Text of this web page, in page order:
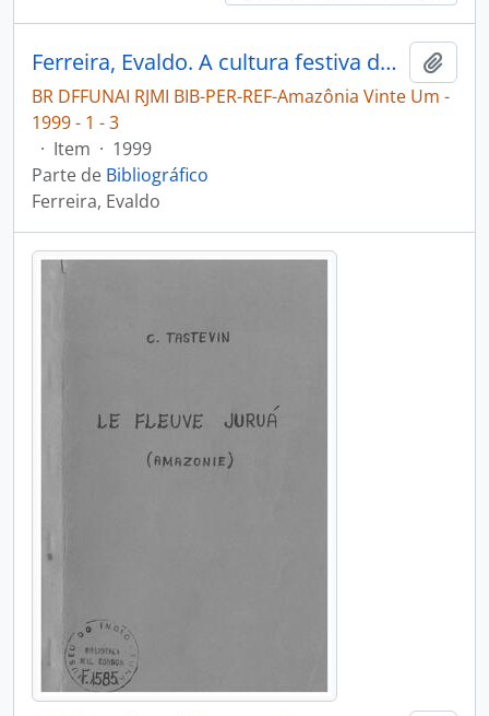
Ferreira, Evaldo. A cultura festiva dos índios Deni [Amazônia Vinte Um]
BR DFFUNAI RJMI BIB-PER-REF-Amazônia Vinte Um -
1999 - 1 - 3
· Item · 1999
Parte de Bibliográfico
Ferreira, Evaldo